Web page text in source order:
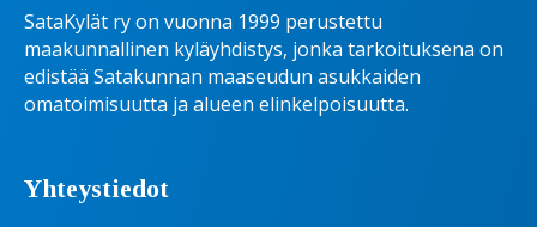
SataKylät ry on vuonna 1999 perustettu
maakunnallinen kyläyhdistys, jonka tarkoituksena on
edistää Satakunnan maaseudun asukkaiden
omatoimisuutta ja alueen elinkelpoisuutta.
Yhteystiedot